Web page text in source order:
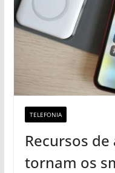
TELEFONIA
Recursos
tornam os